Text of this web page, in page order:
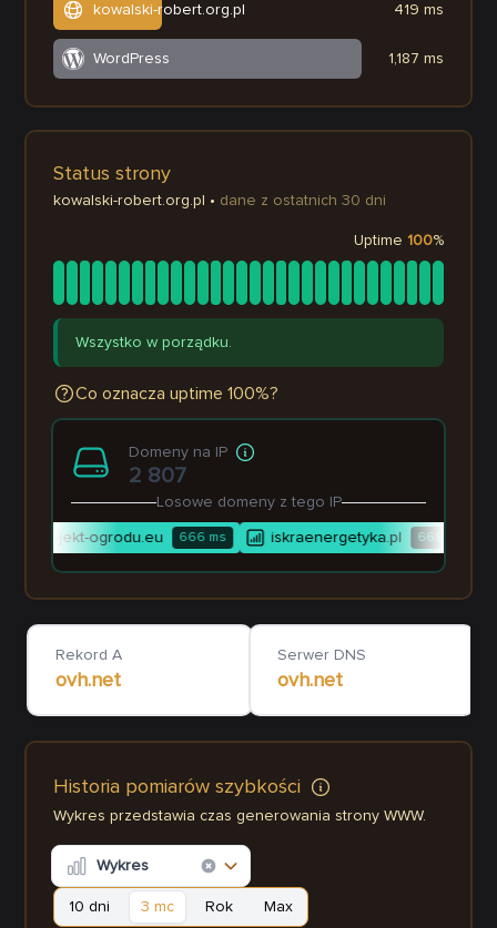
kowalski-robert.org.pl
WordPress
419 ms
1,187 ms
Status strony
kowalski-robert.org.pl • dane z ostatnich 30 dni
Uptime 100%
Wszystko w porządku.
Co oznacza uptime 100%?
Domeny na IP
2 807
Losowe domeny z tego IP
projekt-ogrodu.eu 666ms iskraenergetyka.pl 668
Rekord A
ovh.net
Serwer DNS
ovh.net
Historia pomiarów szybkości
Wykres przedstawia czas generowania strony WWW.
Wykres
10 dni 3 mc Rok Max